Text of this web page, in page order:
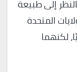
إلى طبيعة
المتحدة
لكنهما